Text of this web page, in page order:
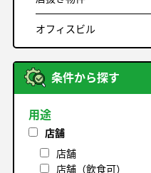
オフィスビル
条件から探す
用途
店舗
店舗
店舗（飲食可）